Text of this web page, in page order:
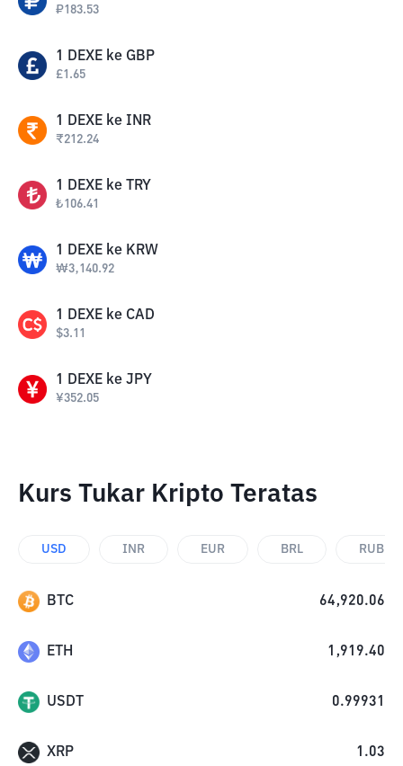
₽183.53
1 DEXE ke GBP
£1.65
1 DEXE ke INR
₹212.24
1 DEXE ke TRY
₺106.41
1 DEXE ke KRW
₩3,140.92
1 DEXE ke CAD
$3.11
1 DEXE ke JPY
¥352.05
Kurs Tukar Kripto Teratas
USD INR EUR BRL RUB
BTC 64,920.06
ETH 1,919.40
USDT 0.99931
XRP 1.03